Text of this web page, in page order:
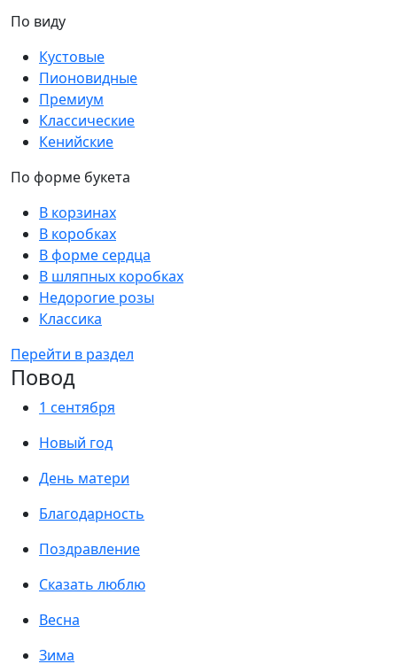
По виду
Кустовые
Пионовидные
Премиум
Классические
Кенийские
По форме букета
В корзинах
В коробках
В форме сердца
В шляпных коробках
Недорогие розы
Классика
Перейти в раздел
Повод
1 сентября
Новый год
День матери
Благодарность
Поздравление
Сказать люблю
Весна
Зима